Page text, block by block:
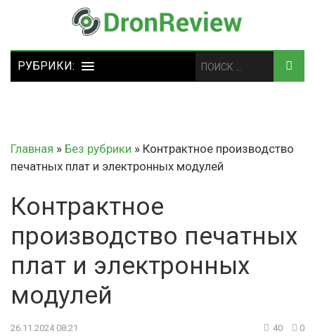
Главная » Без рубрики » Контрактное производство
печатных плат и электронных модулей
Контрактное
производство печатных
плат и электронных
модулей
26.11.2024 08:21 40 0